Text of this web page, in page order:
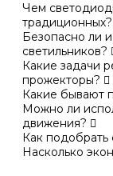
Чем
традиционных?
Безопасно ли
светильников?
Какие задачи
прожекторы?
Какие бывают
Можно ли
движения?
Как
Насколько